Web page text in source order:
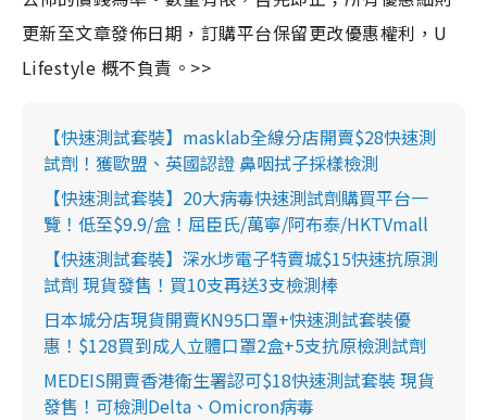
更新至文章發佈日期，訂購平台保留更改優惠權利，U
Lifestyle 概不負責。>>
【快速測試套裝】masklab全線分店開賣$28快速測
試劑！獲歐盟、英國認證 鼻咽拭子採樣檢測
【快速測試套裝】20大病毒快速測試劑購買平台一
覽！低至$9.9/盒！屈臣氏/萬寧/阿布泰/HKTVmall
【快速測試套裝】深水埗電子特賣城$15快速抗原測
試劑 現貨發售！買10支再送3支檢測棒
日本城分店現貨開賣KN95口罩+快速測試套裝優
惠！$128買到成人立體口罩2盒+5支抗原檢測試劑
MEDEIS開賣香港衛生署認可$18快速測試套裝 現貨
發售！可檢測Delta、Omicron病毒